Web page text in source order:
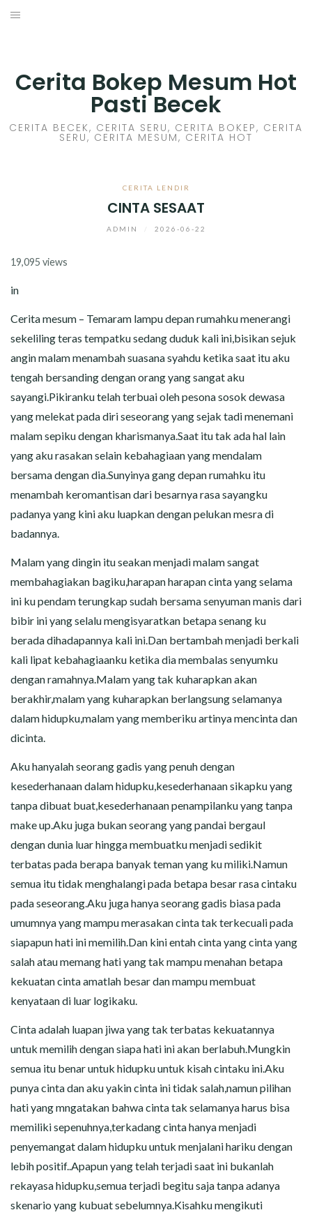
Skip
Cerita Bokep Mesum Hot
Pasti Becek
CERITA BECEK, CERITA SERU, CERITA BOKEP, CERITA
SERU, CERITA MESUM, CERITA HOT
CERITA LENDIR
CINTA SESAAT
ADMIN 2026-06-22
19,095 views
in
Cerita mesum – Temaram lampu depan rumahku menerangi
sekeliling teras tempatku sedang duduk kali ini,bisikan sejuk
angin malam menambah suasana syahdu ketika saat itu aku
tengah bersanding dengan orang yang sangat aku
sayangi.Pikiranku telah terbuai oleh pesona sosok dewasa
yang melekat pada diri seseorang yang sejak tadi menemani
malam sepiku dengan kharismanya.Saat itu tak ada hal lain
yang aku rasakan selain kebahagiaan yang mendalam
bersama dengan dia.Sunyinya gang depan rumahku itu
menambah keromantisan dari besarnya rasa sayangku
padanya yang kini aku luapkan dengan pelukan mesra di
badannya.
Malam yang dingin itu seakan menjadi malam sangat
membahagiakan bagiku,harapan harapan cinta yang selama
ini ku pendam terungkap sudah bersama senyuman manis dari
bibir ini yang selalu mengisyaratkan betapa senang ku
berada dihadapannya kali ini.Dan bertambah menjadi berkali
kali lipat kebahagiaanku ketika dia membalas senyumku
dengan ramahnya.Malam yang tak kuharapkan akan
berakhir,malam yang kuharapkan berlangsung selamanya
dalam hidupku,malam yang memberiku artinya mencinta dan
dicinta.
Aku hanyalah seorang gadis yang penuh dengan
kesederhanaan dalam hidupku,kesederhanaan sikapku yang
tanpa dibuat buat,kesederhanaan penampilanku yang tanpa
make up.Aku juga bukan seorang yang pandai bergaul
dengan dunia luar hingga membuatku menjadi sedikit
terbatas pada berapa banyak teman yang ku miliki.Namun
semua itu tidak menghalangi pada betapa besar rasa cintaku
pada seseorang.Aku juga hanya seorang gadis biasa pada
umumnya yang mampu merasakan cinta tak terkecuali pada
siapapun hati ini memilih.Dan kini entah cinta yang cinta yang
salah atau memang hati yang tak mampu menahan betapa
kekuatan cinta amatlah besar dan mampu membuat
kenyataan di luar logikaku.
Cinta adalah luapan jiwa yang tak terbatas kekuatannya
untuk memilih dengan siapa hati ini akan berlabuh.Mungkin
semua itu benar untuk hidupku untuk kisah cintaku ini.Aku
punya cinta dan aku yakin cinta ini tidak salah,namun pilihan
hati yang mngatakan bahwa cinta tak selamanya harus bisa
memiliki sepenuhnya,terkadang cinta hanya menjadi
penyemangat dalam hidupku untuk menjalani hariku dengan
lebih positif..Apapun yang telah terjadi saat ini bukanlah
rekayasa hidupku,semua terjadi begitu saja tanpa adanya
skenario yang kubuat sebelumnya.Kisahku mengikuti
CERITA SEX HOT
CERITA MALAM
CERITA SEMPROT
CERITA SPERMA
CERITA ANAK TIRI
CERITA HOT MAMA
CERITA TANTE SEXY
CERITA ISTRI SELINGKUH
CARA NGIKLAN DI CERITAGILA.COM?